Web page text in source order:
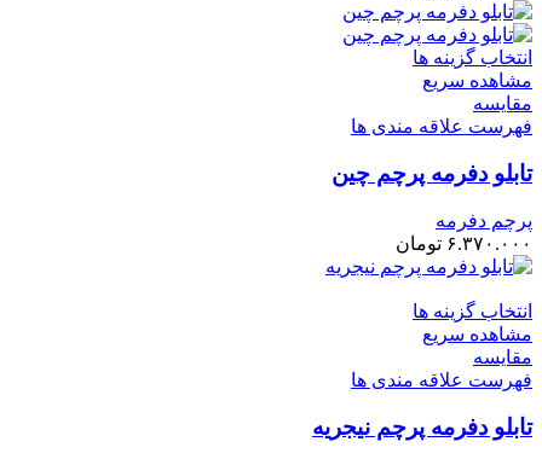
انتخاب گزینه ها
مشاهده سریع
مقایسه
فهرست علاقه مندی ها
تابلو دفرمه پرچم چین
پرچم دفرمه
۶.۳۷۰.۰۰۰ تومان
انتخاب گزینه ها
مشاهده سریع
مقایسه
فهرست علاقه مندی ها
تابلو دفرمه پرچم نیجریه